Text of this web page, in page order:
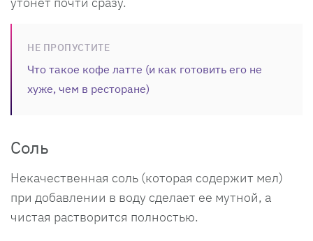
НЕ ПРОПУСТИТЕ
Что такое кофе латте (и как готовить его не
хуже, чем в ресторане)
Соль
Некачественная соль (которая содержит мел)
при добавлении в воду сделает ее мутной, а
чистая растворится полностью.